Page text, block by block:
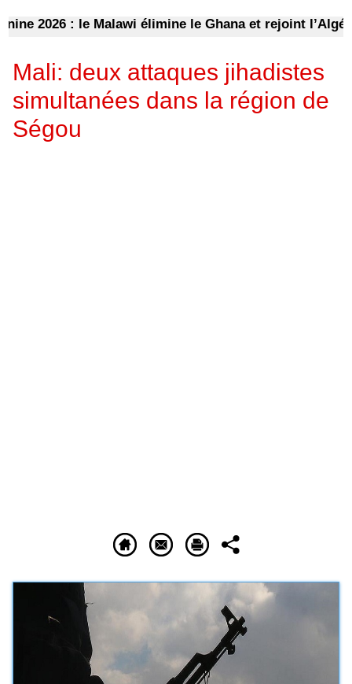
2026 : le Malawi élimine le Ghana et rejoint l’Algérie
Mali: deux attaques jihadistes
simultanées dans la région de
Ségou